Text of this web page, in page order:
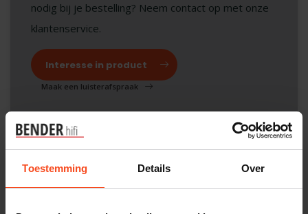
Toestemming Details Over
nodig bij je bestelling? Neem contact op met onze
klantenservice.
Interesse in product
Maak een luisterafspraak
Productomschrijving